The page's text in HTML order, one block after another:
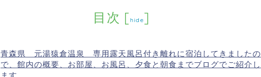
目次 [ hide]
青森県 元湯猿倉温泉 専用露天風呂付き離れに宿泊してきましたの
で、館内の概要、お部屋、お風呂、夕食と朝食までブログでご紹介し
ます